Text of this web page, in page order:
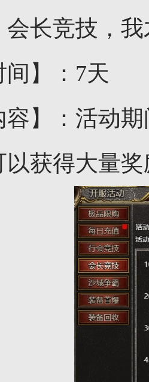
会长竞技，
间】：7天
容】：活动
以获得大量